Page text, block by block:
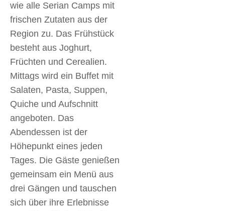
wie alle Serian Camps mit
frischen Zutaten aus der
Region zu. Das Frühstück
besteht aus Joghurt,
Früchten und Cerealien.
Mittags wird ein Buffet mit
Salaten, Pasta, Suppen,
Quiche und Aufschnitt
angeboten. Das
Abendessen ist der
Höhepunkt eines jeden
Tages. Die Gäste genießen
gemeinsam ein Menü aus
drei Gängen und tauschen
sich über ihre Erlebnisse